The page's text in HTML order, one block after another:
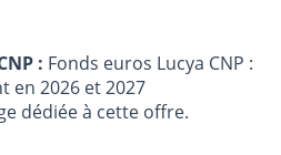
: Fonds euros Lucya CNP :
en 2026 et 2027
dédiée à cette offre.